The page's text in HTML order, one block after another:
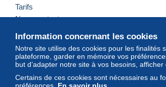
Information concernant les cookies
Notre site utilise des cookies pour les
plateforme, garder en mémoire vos
but d’adapter notre site à vos besoins,
Certains de ces cookies sont nécessaires au
préférences. En savoir plus
Tarifs
Nous contacter
Français USD America/